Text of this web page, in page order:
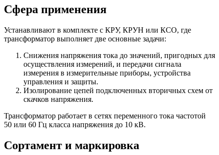
Сфера применения
Устанавливают в комплекте с КРУ, КРУН или КСО, где
трансформатор выполняет две основные задачи:
Снижения напряжения тока до значений, пригодных для
осуществления измерений, и передачи сигнала
измерения в измерительные приборы, устройства
управления и защиты.
Изолирование цепей подключенных вторичных схем от
скачков напряжения.
Трансформатор работает в сетях переменного тока частотой
50 или 60 Гц класса напряжения до 10 кВ.
Сортамент и маркировка